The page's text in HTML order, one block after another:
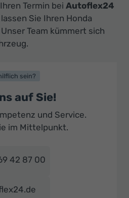
Termin bei Autoflex24
Sie Ihren Honda
Team kümmert sich
sein?
auf Sie!
und Service.
im Mittelpunkt.
42 87 00